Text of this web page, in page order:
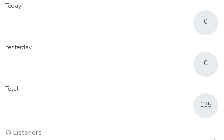
Today
0
Yesterday
0
Total
135
Listeners